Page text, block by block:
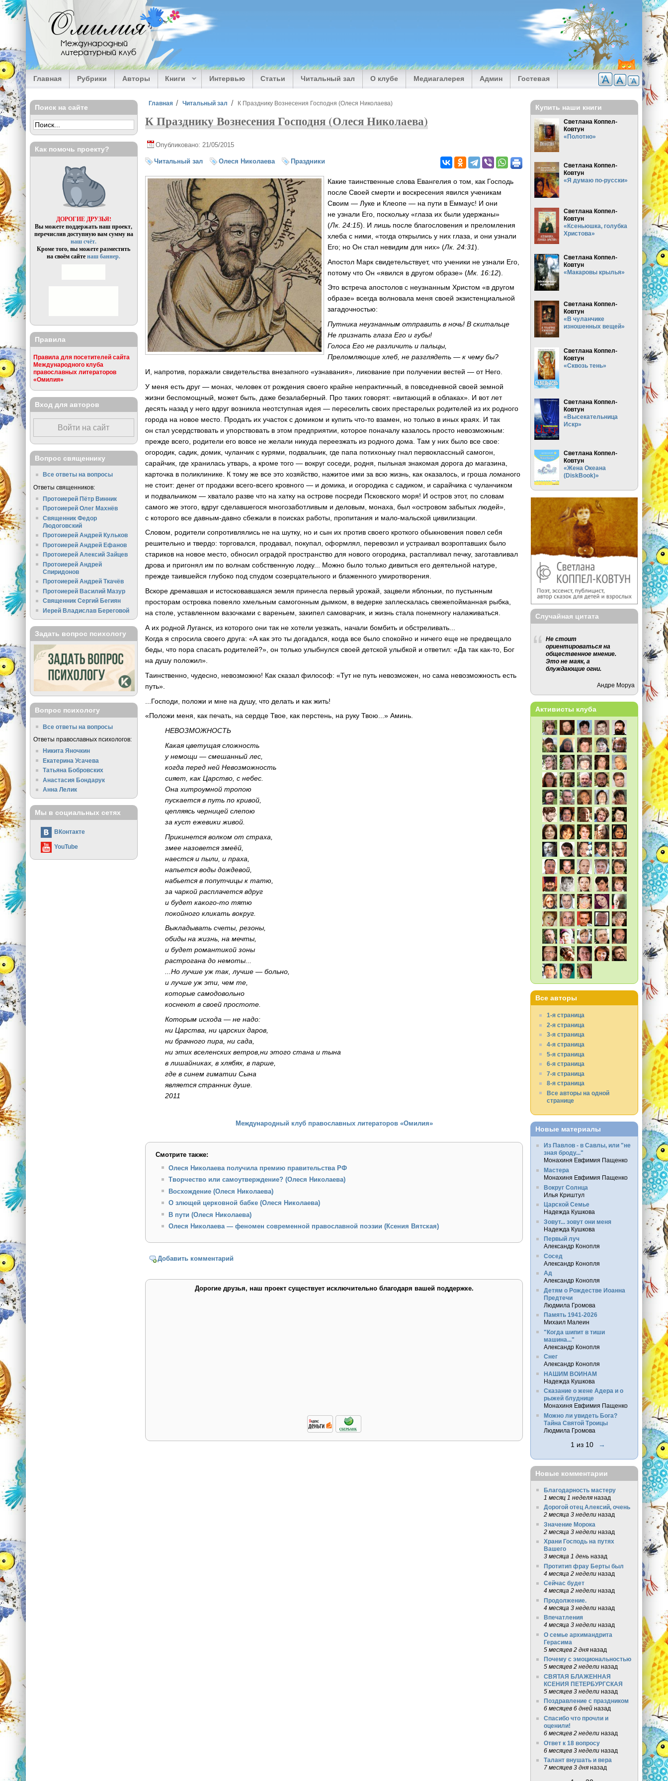
Перейти к основному содержанию
Омилия
Международный
литературный клуб
Главная Рубрики Авторы Книги Интервью Статьи Читальный зал О клубе Медиагалерея Админ Гостевая
Вы здесь
Главная Читальный зал К Празднику Вознесения Господня (Олеся Николаева)
К Празднику Вознесения Господня (Олеся Николаева)
Опубликовано: 21/05/2015
Читальный зал Олеся Николаева Праздники
Какие таинственные слова Евангелия о том, как Господь
после Своей смерти и воскресения явился ученикам
Своим — Луке и Клеопе — на пути в Еммаус! И они
не узнали Его, поскольку «глаза их были удержаны»
(Лк. 24:15). И лишь после благословения и преломления
хлеба с ними, «тогда открылись у них глаза, и они узнали
Его; но Он стал невидим для них» (Лк. 24:31).
Апостол Марк свидетельствует, что ученики не узнали Его,
потому что Он «явился в другом образе» (Мк. 16:12).
Это встреча апостолов с неузнанным Христом «в другом
образе» всегда волновала меня своей экзистенциальной
загадочностью:
Путника неузнанным отправить в ночь! В скитальце
Не признать глаза Его и губы!
Голоса Его не различить и пальцы,
Преломляющие хлеб, не разглядеть — к чему бы?
И, напротив, поражали свидетельства внезапного «узнавания», ликование при получении вестей — от Него.
У меня есть друг — монах, человек от рождения своего крайне непрактичный, в повседневной своей земной
жизни беспомощный, может быть, даже безалаберный. Про таких говорят: «витающий в облаках». И вот лет
десять назад у него вдруг возникла неотступная идея — переселить своих престарелых родителей из их родного
города на новое место. Продать их участок с домиком и купить что-то взамен, но только в иных краях. И так
он стал усердствовать и упорствовать в этом предприятии, которое поначалу казалось просто невозможным:
прежде всего, родители его вовсе не желали никуда переезжать из родного дома. Там у них было все свое:
огородик, садик, домик, чуланчик с курями, подвальчик, где папа потихоньку гнал первоклассный самогон,
сарайчик, где хранилась утварь, а кроме того — вокруг соседи, родня, пыльная знакомая дорога до магазина,
карточка в поликлинике. К тому же все это хозяйство, нажитое ими за всю жизнь, как оказалось, и гроша ломаного
не стоит: денег от продажи всего-всего кровного — и домика, и огородика с садиком, и сарайчика с чуланчиком
и подвальчиком — хватало разве что на хатку на острове посреди Псковского моря! И остров этот, по словам
самого же этого, вдруг сделавшегося многозаботливым и деловым, монаха, был «островом забытых людей»,
с которого все давным-давно сбежали в поисках работы, пропитания и мало-мальской цивилизации.
Словом, родители сопротивлялись не на шутку, но и сын их против своего кроткого обыкновения повел себя
решительно и твердо: торговался, продавал, покупал, оформлял, перевозил и устраивал возроптавших было
стариков на новое место, обносил оградой пространство для нового огородика, растапливал печку, заготавливал
дрова и пригонял им по волнам собственную лодку... Можно было только дивиться его деятельной натуре,
прежде таившейся глубоко под спудом созерцательного и блаженного умиротворения.
Вскоре дремавшая и истосковавшаяся земля принесла первый урожай, зацвели яблоньки, по пустынным
просторам островка повеяло хмельным самогонным дымком, в ведерке заплескалась свежепойманная рыбка,
на столе, уставленном вазочками с вареньем, закипел самоварчик, и жизнь стала понемногу налаживаться.
А их родной Луганск, из которого они так не хотели уезжать, начали бомбить и обстреливать...
Когда я спросила своего друга: «А как это ты догадался, когда все было спокойно и ничего еще не предвещало
беды, что пора спасать родителей?», он только улыбнулся своей детской улыбкой и ответил: «Да так как-то, Бог
на душу положил».
Таинственно, чудесно, невозможно! Как сказал философ: «Тут не путь невозможен, но сама невозможность есть
путь».
...Господи, положи и мне на душу, что делать и как жить!
«Положи меня, как печать, на сердце Твое, как перстень, на руку Твою...» Аминь.
НЕВОЗМОЖНОСТЬ
Какая цветущая сложность
у немощи — смешанный лес,
когда перед ней Невозможность
сияет, как Царство, с небес.
Она хитроумной тропою
пускается в путь по кривой,
цепляясь черницей слепою
за куст ежевики живой.
Прикинется волком от страха,
змее назовется змеёй,
наестся и пыли, и праха,
напьется воды дождевой,
набьется в попутчицы к татю,
за чаркой расплачется вдруг
и будет какого-то тятю
покойного кликать вокруг.
Выкладывать счеты, резоны,
обиды на жизнь, на мечты,
и будет романтикой зоны
растрогана до немоты...
...Но лучше уж так, лучше — больно,
и лучше уж эти, чем те,
которые самодовольно
коснеют в своей простоте.
Которым исхода — не надо:
ни Царства, ни царских даров,
ни брачного пира, ни сада,
ни этих вселенских ветров,ни этого стана и тына
в лишайниках, в хлябях, в парше,
где в синем гиматии Сына
является странник душе.
2011
Международный клуб православных литераторов «Омилия»
Смотрите также:
Олеся Николаева получила премию правительства РФ
Творчество или самоутверждение? (Олеся Николаева)
Восхождение (Олеся Николаева)
О злющей церковной бабке (Олеся Николаева)
В пути (Олеся Николаева)
Олеся Николаева — феномен современной православной поэзии (Ксения Вятская)
Добавить комментарий
Дорогие друзья, наш проект существует исключительно благодаря вашей поддержке.
Поиск на сайте
Как помочь проекту?
ДОРОГИЕ ДРУЗЬЯ!
Вы можете поддержать наш проект,
перечислив доступную вам сумму на
наш счёт.
Кроме того, вы можете разместить
на своём сайтенаш баннер.
Правила
Правила для посетителей сайта
Международного клуба
православных литераторов
«Омилия»
Вход для авторов
Войти на сайт
Вопрос священнику
Все ответы на вопросы
Ответы священников:
Протоиерей Пётр Винник
Протоиерей Олег Махнёв
Священник Федор
Людоговский
Протоиерей Андрей Кульков
Протоиерей Андрей Ефанов
Протоиерей Алексий Зайцев
Протоиерей Андрей
Спиридонов
Протоиерей Андрей Ткачёв
Протоиерей Василий Мазур
Священник Сергий Бегиян
Иерей Владислав Береговой
Задать вопрос психологу
Вопрос психологу
Все ответы на вопросы
Ответы православных психологов:
Никита Яночкин
Екатерина Усачева
Татьяна Бобровских
Анастасия Бондарук
Анна Лелик
Мы в социальных сетях
ВКонтакте
YouTube
Купить наши книги
Светлана Коппел-
Ковтун
«Полотно»
Светлана Коппел-
Ковтун
«Я думаю по-русски»
Светлана Коппел-
Ковтун
«Ксеньюшка, голубка
Христова»
Светлана Коппел-
Ковтун
«Макаровы крылья»
Светлана Коппел-
Ковтун
«В чуланчике
изношенных вещей»
Светлана Коппел-
Ковтун
«Сквозь тень»
Светлана Коппел-
Ковтун
«Высекательница
Искр»
Светлана Коппел-
Ковтун
«Жена Океана
(DiskBook)»
Случайная цитата
Не стоит
ориентироваться на
общественное мнение.
Это не маяк, а
блуждающие огни.
Андре Моруа
Активисты клуба
Все авторы
1-я страница
2-я страница
3-я страница
4-я страница
5-я страница
6-я страница
7-я страница
8-я страница
Все авторы на одной
странице
Новые материалы
Из Павлов - в Савлы, или "не
зная броду..."
Монахиня Евфимия Пащенко
Мастера
Монахиня Евфимия Пащенко
Вокруг Солнца
Илья Криштул
Царской Семье
Надежда Кушкова
Зовут... зовут они меня
Надежда Кушкова
Первый луч
Александр Конопля
Сосед
Александр Конопля
Ад
Александр Конопля
Детям о Рождестве Иоанна
Предтечи
Людмила Громова
Память 1941-2026
Михаил Малеин
"Когда шипит в тиши
машина..."
Александр Конопля
Снег
Александр Конопля
НАШИМ ВОИНАМ
Надежда Кушкова
Сказание о жене Адера и о
рыжей блуднице
Монахиня Евфимия Пащенко
Можно ли увидеть Бога?
Тайна Святой Троицы
Людмила Громова
1 из 10 →
Новые комментарии
Благодарность мастеру
1 месяц 1 неделяназад
Дорогой отец Алексий, очень
2 месяца 3 неделиназад
Значение Морока
2 месяца 3 неделиназад
Храни Господь на путях
Вашего
3 месяца 1 деньназад
Протитип фрау Берты был
4 месяца 2 неделиназад
Сейчас будет
4 месяца 2 неделиназад
Продолжение.
4 месяца 3 неделиназад
Впечатления
4 месяца 3 неделиназад
О семье архимандрита
Герасима
5 месяцев 2 дняназад
Почему с эмоциональностью
5 месяцев 2 неделиназад
СВЯТАЯ БЛАЖЕННАЯ
КСЕНИЯ ПЕТЕРБУРГСКАЯ
5 месяцев 3 неделиназад
Поздравление с праздником
6 месяцев 6 днейназад
Спасибо что прочли и
оценили!
6 месяцев 2 неделиназад
Ответ к 18 вопросу
6 месяцев 3 неделиназад
Талант внушать и вера
7 месяцев 3 дняназад